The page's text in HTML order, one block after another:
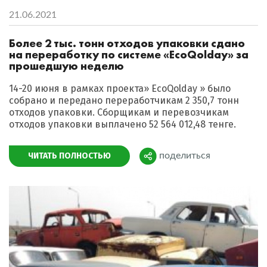
21.06.2021
Более 2 тыс. тонн отходов упаковки сдано
на переработку по системе «EcoQolday» за
прошедшую неделю
14-20 июня в рамках проекта» EcoQolday » было
собрано и передано переработчикам 2 350,7 тонн
отходов упаковки. Сборщикам и перевозчикам
отходов упаковки выплачено 52 564 012,48 тенге.
ЧИТАТЬ ПОЛНОСТЬЮ Поделиться
поделиться